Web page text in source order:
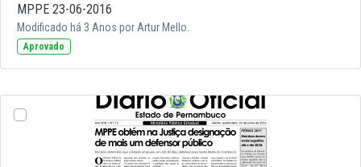
MPPE 23-06-2016
Modificado há 3 Anos por Artur Mello.
Aprovado